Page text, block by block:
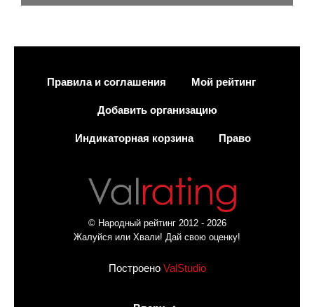
Правила и соглашения Мой рейтинг
Добавить организацию
Индикаторная корзина Право
© Народный рейтинг 2012 - 2026
Жалуйся или Хвали! Дай свою оценку!
Построено ValStudio